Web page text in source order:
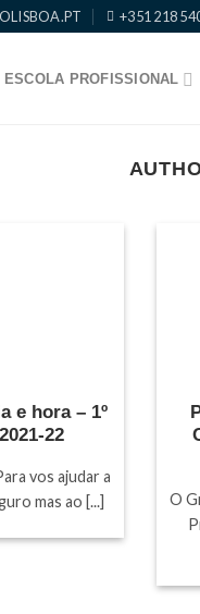
+351 218
ESCOLA PROFISSIONAL
e hora – 1º
22
vos ajudar a
mas ao [...]
O